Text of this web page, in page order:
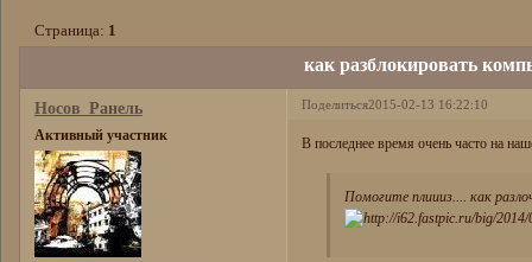
как разблокировать
Страница: 1
Поделиться2015-02-13 16:22:10
Носов_Ранель
Активный участник В последнее время очень часто на
Помогите плиииз.... как